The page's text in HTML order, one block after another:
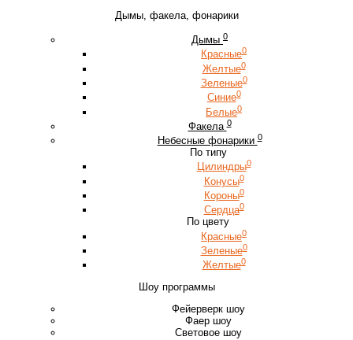
Дымы, факела, фонарики
Дымы 0
Красные0
Желтые0
Зеленые0
Синие0
Белые0
Факела 0
Небесные фонарики 0
По типу
Цилиндры0
Конусы0
Короны0
Сердца0
По цвету
Красные0
Зеленые0
Желтые0
Шоу программы
Фейерверк шоу
Фаер шоу
Световое шоу